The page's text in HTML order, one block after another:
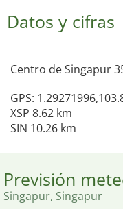
Datos y cifras
Centro de Singapur
GPS:
XSP 8.62 km
SIN 10.26 km
Previsión
Singapur, Singapur